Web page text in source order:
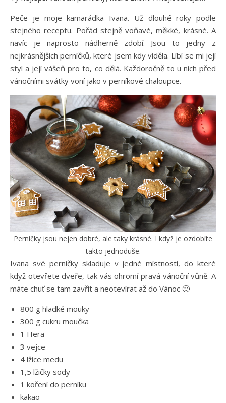
Peče je moje kamarádka Ivana. Už dlouhé roky podle
stejného receptu. Pořád stejně voňavé, měkké, krásné. A
navíc je naprosto nádherně zdobí. Jsou to jedny z
nejkrásnějších perníčků, které jsem kdy viděla. Líbí se mi její
styl a její vášeň pro to, co dělá. Každoročně to u nich před
vánočními svátky voní jako v perníkové chaloupce.
Perníčky jsou nejen dobré, ale taky krásné. I když je ozdobíte
takto jednoduše.
Ivana své perníčky skladuje v jedné místnosti, do které
když otevřete dveře, tak vás ohromí pravá vánoční vůně. A
máte chuť se tam zavřít a neotevírat až do Vánoc 🙂
800 g hladké mouky
300 g cukru moučka
1 Hera
3 vejce
4 lžíce medu
1,5 lžičky sody
1 koření do perníku
kakao